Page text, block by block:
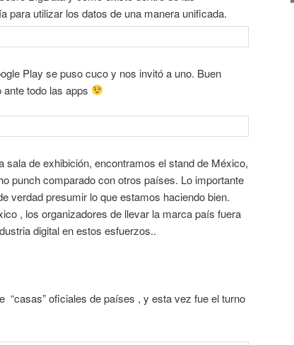
para utilizar los datos de una manera unificada.
Play se puso cuco y nos invitó a uno. Buen
todo las apps
sala de exhibición, encontramos el stand de México,
punch comparado con otros países. Lo importante
verdad presumir lo que estamos haciendo bien.
, los organizadores de llevar la marca país fuera
digital en estos esfuerzos..
“casas” oficiales de países , y esta vez fue el turno